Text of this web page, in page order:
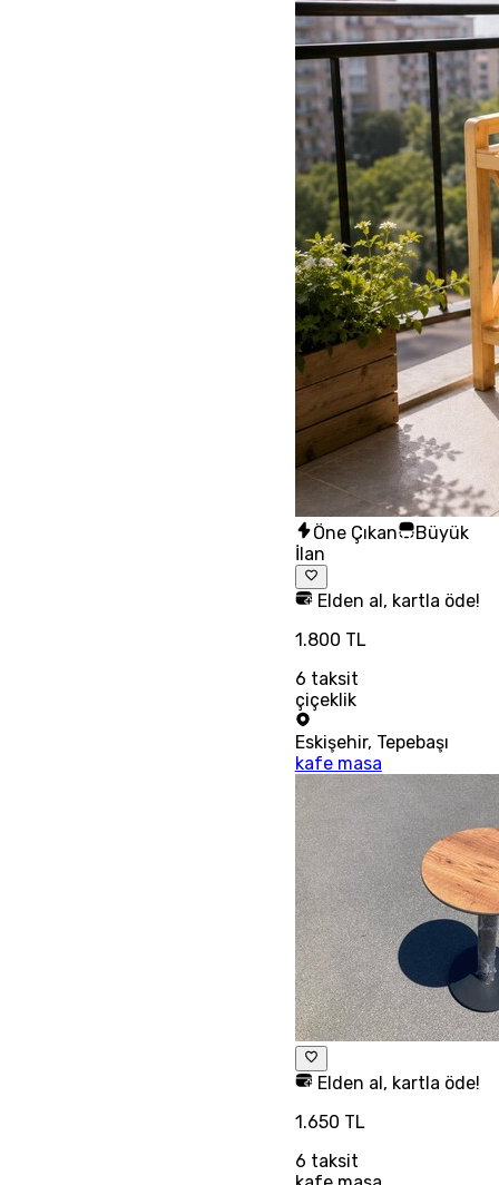
Öne Çıkan
Büyük
İlan
Elden al, kartla öde!
1.800 TL
6 taksit
çiçeklik
Eskişehir, Tepebaşı
kafe masa
Elden al, kartla öde!
1.650 TL
6 taksit